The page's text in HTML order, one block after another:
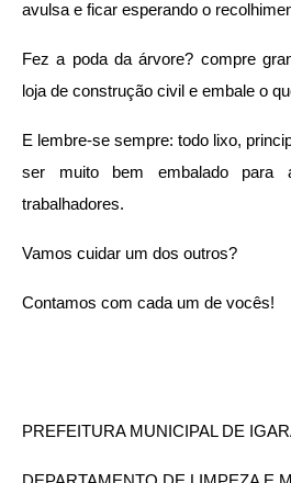
avulsa e ficar esperando o
Fez a poda da árvore? compre
loja de construção civil e embale o
E lembre-se sempre: todo lixo,
ser muito bem embalado para
trabalhadores.
Vamos cuidar um dos outros?
Contamos com cada um de vocês!
PREFEITURA MUNICIPAL DE